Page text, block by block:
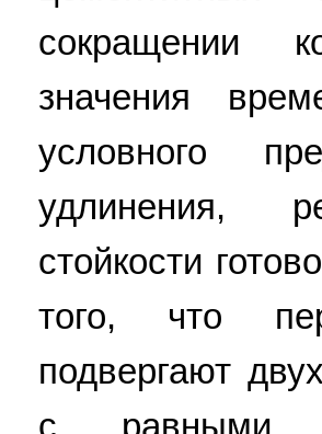
сокращении
значения
условного
удлинения,
стойкости
того, что
подвергают
с равными